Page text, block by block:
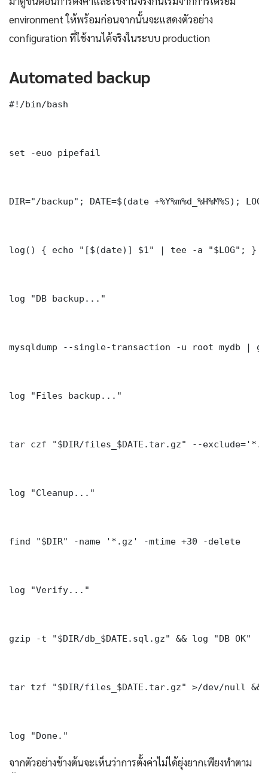
environment ให้พร้อมก่อนจากนั้นจะแสดงตัวอย่าง
configuration ที่ใช้งานได้จริงในระบบ production
Automated backup
#!/bin/bash
set -euo pipefail
DIR="/backup"; DATE=$(date +%Y%m%d_%H%M%S);
log() { echo "[$(date)] $1" | tee -a "$LOG"; }
log "DB backup..."
mysqldump --single-transaction -u root mydb |
log "Files backup..."
tar czf "$DIR/files_$DATE.tar.gz" --
log "Cleanup..."
find "$DIR" -name '*.gz' -mtime +30 -delete
log "Verify..."
gzip -t "$DIR/db_$DATE.sql.gz" && log "DB OK"
tar tzf "$DIR/files_$DATE.tar.gz" >/dev/null &&
log "Done."
จากตัวอย่างข้างต้นจะเห็นว่าการตั้งค่าไม่ได้ยุ่งยากเพียงทำตาม